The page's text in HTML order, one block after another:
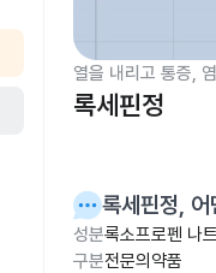
열을 내리고 통증,
록세핀정
록세핀정, 어
성분록소프로펜 나
구분전문의약품